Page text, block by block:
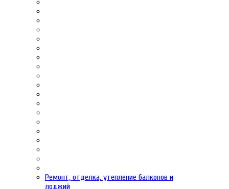
Ремонт, отделка, утепление балконов и
лоджий